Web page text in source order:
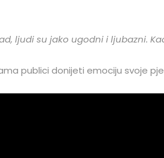
ljudi su jako ugodni i ljubazni.
publici donijeti emociju svoje